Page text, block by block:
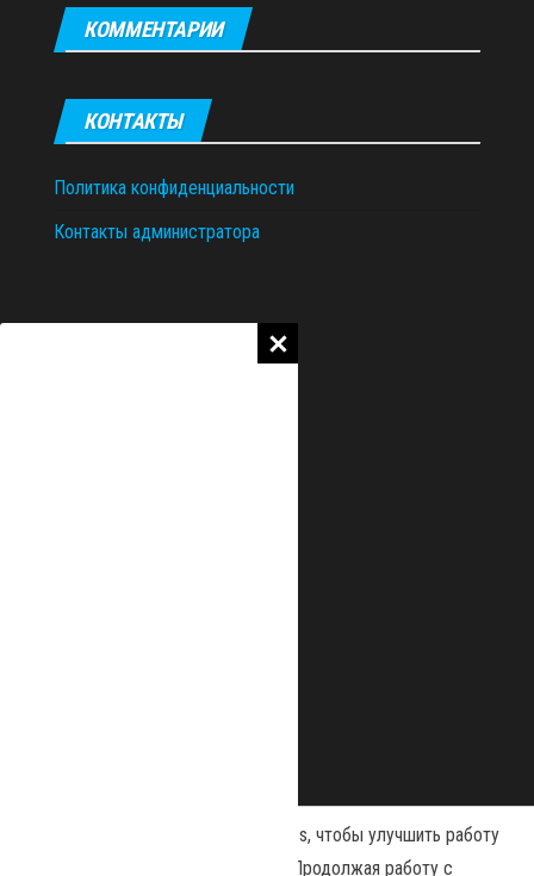
КОММЕНТАРИИ
КОНТАКТЫ
Политика конфиденциальности
Контакты администратора
Наш сайт использует файлы cookies, чтобы улучшить работу
и повысить эффективность сайта. Продолжая работу с